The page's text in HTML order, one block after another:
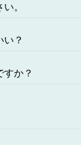
。
？
か？